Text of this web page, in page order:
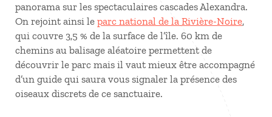
panorama sur les spectaculaires cascades Alexandra.
On rejoint ainsi le parc national de la Rivière-Noire,
qui couvre 3,5 % de la surface de l’île. 60 km de
chemins au balisage aléatoire permettent de
découvrir le parc mais il vaut mieux être accompagné
d’un guide qui saura vous signaler la présence des
oiseaux discrets de ce sanctuaire.